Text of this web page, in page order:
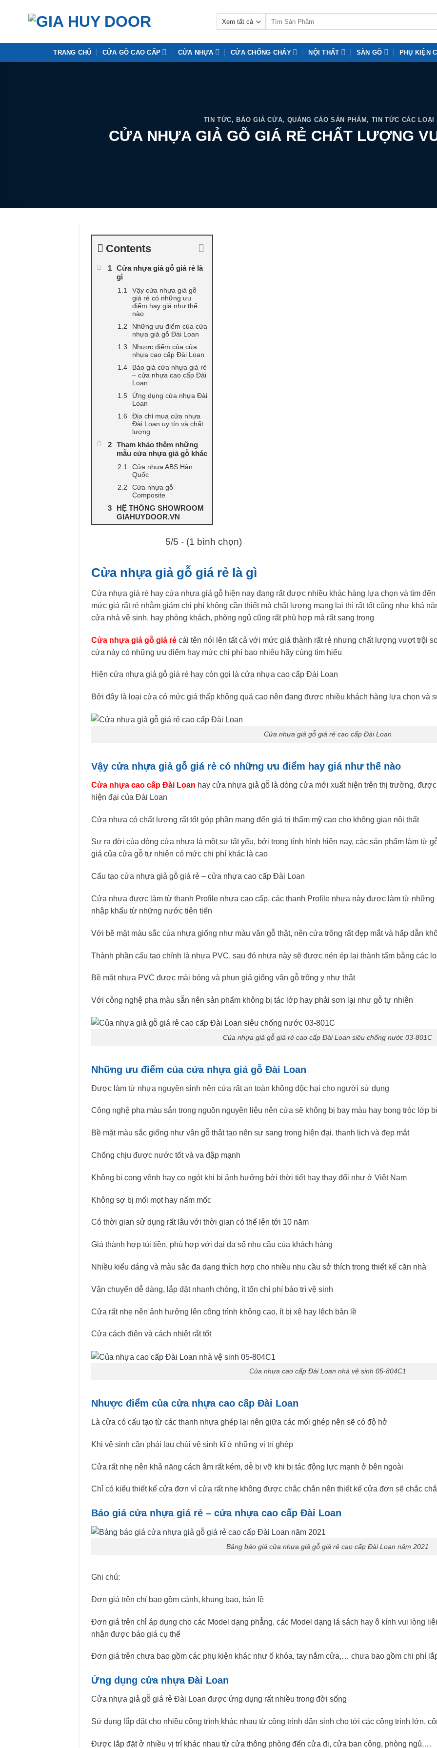
TRANG CHỦ CỬA GỖ CAO CẤP CỬA NHỰA CỬA CHỐNG CHÁY NỘI THẤT SÀN GỖ PHỤ KIỆN
TIN TỨC, BÁO GIÁ CỬA, QUẢNG CÁO SẢN PHẨM , TIN TỨC CÁC LOẠI
CỬA NHỰA GIẢ GỖ GIÁ RẺ CHẤT LƯỢNG
Contents
Cửa nhựa giả gỗ giá rẻ là
gì
Vậy cửa nhựa giả gỗ
giá rẻ có những ưu
điểm hay giá như thế
nào
Những ưu điểm của cửa
nhựa giả gỗ Đài Loan
Nhược điểm của cửa
nhựa cao cấp Đài Loan
Báo giá cửa nhựa giá rẻ
– cửa nhựa cao cấp Đài
Loan
Ứng dụng cửa nhựa Đài
Loan
Địa chỉ mua cửa nhựa
Đài Loan uy tín và chất
lượng
Tham khảo thêm những
mẫu cửa nhựa giả gỗ khác
Cửa nhựa ABS Hàn
Quốc
Cửa nhựa gỗ
Composite
HỆ THỐNG SHOWROOM
GIAHUYDOOR.VN
5/5 - (1 bình chọn)
Cửa nhựa giả gỗ giá rẻ là gì
Cửa nhựa giá rẻ hay cửa nhựa giả gỗ hiện nay đang rất được nhiều khác hàng lựa chọn và tìm
mức giá rất rẻ nhằm giảm chi phí không cần thiết mà chất lượng mang lại thì rất tốt cũng như khả
cửa nhà vệ sinh, hay phòng khách, phòng ngủ cũng rất phù hợp mà rất sang trọng
Cửa nhựa giả gỗ giá rẻcái tên nói lên tất cả với mức giá thành rất rẻ nhưng chất lượng vượt trội
cửa này có những ưu điểm hay mức chi phí bao nhiêu hãy cùng tìm hiểu
Hiện cửa nhựa giả gỗ giá rẻ hay còn gọi là cửa nhựa cao cấp Đài Loan
Bởi đây là loại cửa có mức giá thấp không quá cao nên đang được nhiều khách hàng lựa chọn và
Cửa nhựa giả gỗ giá rẻ cao cấp Đài Loan
Vậy cửa nhựa giả gỗ giá rẻ có những ưu điểm hay giá như thế nào
Cửa nhựa cao cấp Đài Loan hay cửa nhựa giả gỗ là dòng cửa mới xuất hiện trên thị trường,
hiện đại của Đài Loan
Cửa nhựa có chất lượng rất tốt góp phần mang đến giá trị thẩm mỹ cao cho không gian nội thất
Sự ra đời của dòng cửa nhựa là một sự tất yếu, bởi trong tình hình hiện nay, các sản phẩm làm từ
giá của cửa gỗ tự nhiên có mức chi phí khác là cao
Cấu tạo cửa nhựa giả gỗ giá rẻ – cửa nhựa cao cấp Đài Loan
Cửa nhựa được làm từ thanh Profile nhựa cao cấp, các thanh Profile nhựa này được làm từ
nhập khẩu từ những nước tiên tiến
Với bề mặt màu sắc của nhựa giống như màu vân gỗ thật, nên cửa trông rất đẹp mắt và hấp dẫn
Thành phần cấu tạo chính là nhựa PVC, sau đó nhựa này sẽ được nén ép lại thành tấm bằng các
Bề mặt nhựa PVC được mài bóng và phun giả giống vân gỗ trông y như thật
Với công nghệ pha màu sẵn nên sản phẩm không bị tác lớp hay phải sơn lại như gỗ tự nhiên
Của nhựa giả gỗ giá rẻ cao cấp Đài Loan siêu chống nước 03-801C
Những ưu điểm của cửa nhựa giả gỗ Đài Loan
Được làm từ nhựa nguyên sinh nên cửa rất an toàn không độc hại cho người sử dụng
Công nghệ pha màu sẵn trong nguồn nguyên liệu nên cửa sẽ không bị bay màu hay bong tróc lớp
Bề mặt màu sắc giống như vân gỗ thật tạo nên sự sang trọng hiện đại, thanh lịch và đẹp mắt
Chống chịu được nước tốt và va đập mạnh
Không bị cong vênh hay co ngót khi bị ảnh hưởng bởi thời tiết hay thay đổi như ở Việt Nam
Không sợ bị mối mọt hay nấm mốc
Có thời gian sử dụng rất lâu với thời gian có thể lên tới 10 năm
Giá thành hợp túi tiền, phù hợp với đại đa số nhu cầu của khách hàng
Nhiều kiểu dáng và màu sắc đa dạng thích hợp cho nhiều nhu cầu sở thích trong thiết kế căn nhà
Vận chuyển dễ dàng, lắp đặt nhanh chóng, ít tốn chí phí bảo trì vệ sinh
Cửa rất nhẹ nên ảnh hưởng lên công trình không cao, ít bị xệ hay lệch bản lề
Cửa cách điện và cách nhiệt rất tốt
Của nhựa cao cấp Đài Loan nhà vệ sinh 05-804C1
Nhược điểm của cửa nhựa cao cấp Đài Loan
Là cửa có cấu tạo từ các thanh nhựa ghép lại nên giữa các mối ghép nên sẽ có độ hở
Khi vệ sinh cần phải lau chùi vệ sinh kĩ ở những vị trí ghép
Cửa rất nhẹ nên khả năng cách âm rất kém, dễ bị vỡ khi bị tác động lực mạnh ở bên ngoài
Chỉ có kiểu thiết kế cửa đơn vì cửa rất nhẹ không được chắc chắn nên thiết kế cửa đơn sẽ chắc
Báo giá cửa nhựa giá rẻ – cửa nhựa cao cấp Đài Loan
Bảng báo giá cửa nhựa giả gỗ giá rẻ cao cấp Đài Loan năm 2021
Ghi chú:
Đơn giá trên chỉ bao gồm cánh, khung bao, bản lề
Đơn giá trên chỉ áp dụng cho các Model dạng phẳng, các Model dạng lá sách hay ô kính vui lòng
nhận được báo giá cụ thể
Đơn giá trên chưa bao gồm các phụ kiện khác như ổ khóa, tay nắm cửa,… chưa bao gồm chi phí
Ứng dụng cửa nhựa Đài Loan
Cửa nhựa giả gỗ giá rẻ Đài Loan được ứng dụng rất nhiều trong đời sống
Sử dụng lắp đặt cho nhiều công trình khác nhau từ công trình dân sinh cho tới các công trình lớn,
Được lắp đặt ở nhiều vị trí khác nhau từ cửa thông phòng đến cửa đi, cửa ban công, phòng ngủ,…